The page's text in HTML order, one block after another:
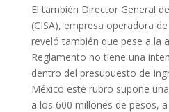
El también Director General
(CISA), empresa operadora
reveló también que pese a la
Reglamento no tiene una
dentro del presupuesto de
México este rubro supone
a los 600 millones de pesos,